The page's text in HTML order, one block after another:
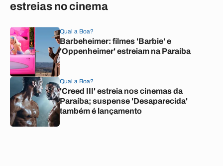
estreias no cinema
Qual a Boa?
Barbeheimer: filmes 'Barbie' e
'Oppenheimer' estreiam na Paraíba
Qual a Boa?
'Creed III' estreia nos cinemas da
Paraíba; suspense 'Desaparecida'
também é lançamento